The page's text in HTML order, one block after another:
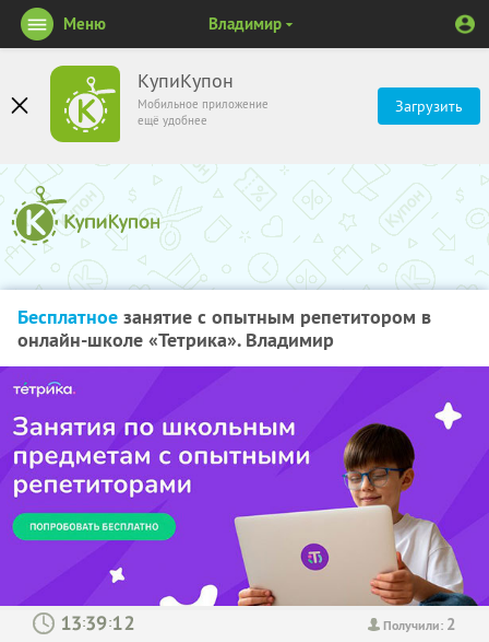
КупиКупон
Мобильное приложение
ещё удобнее
Загрузить
Меню Владимир
Бесплатное занятие с опытным репетитором в
онлайн-школе «Тетрика». Владимир
Получили: 2
: :